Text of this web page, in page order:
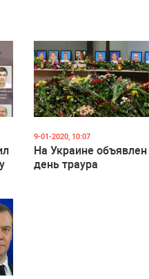
9-01-2020, 10:07
На Украине объявлен
день траура